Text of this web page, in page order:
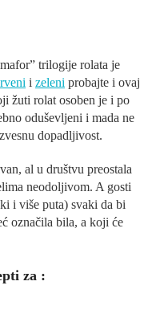
trilogije rolata je
i zeleni probajte i ovaj
žuti rolat osoben je i po
oduševljeni i mada ne
dopadljivost.
al u društvu preostala
neodoljivom. A gosti
i više puta) svaki da bi
označila bila, a koji će
za :